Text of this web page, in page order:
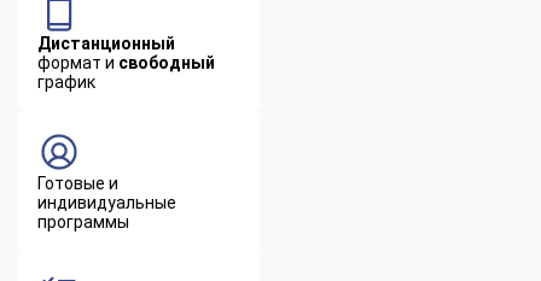
Дистанционный
формат и свободный
график
Готовые и
индивидуальные
программы